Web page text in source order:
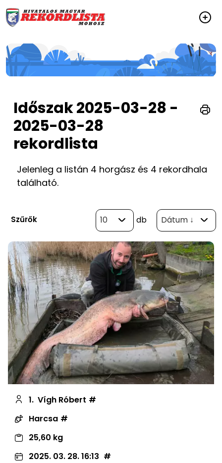
Időszak 2025-03-28 -
2025-03-28
rekordlista
Jelenleg a listán 4 horgász és 4 rekordhala
található.
Szűrők 10 db Dátum ↓
1. Vígh Róbert
Harcsa
25,60 kg
2025. 03. 28. 16:13